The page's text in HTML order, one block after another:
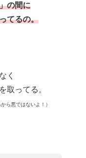
の間に
てるの。
く
取ってる。
ら悪ではないよ！）